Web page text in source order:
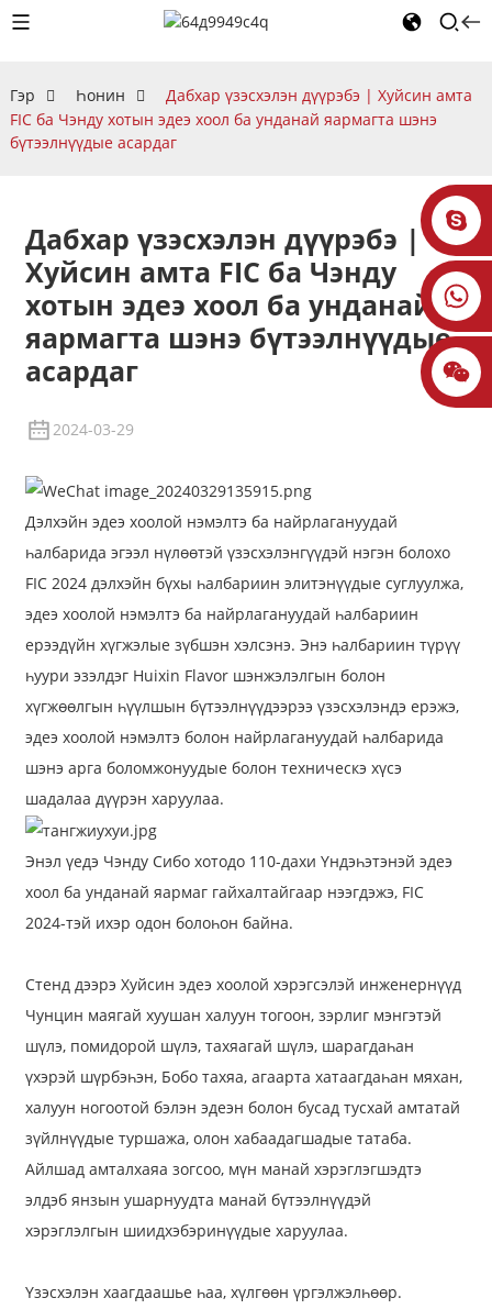
Гэр Һонин
Дабхар үзэсхэлэн дүүрэбэ | Хуйсин амта
FIC ба Чэнду хотын эдеэ хоол ба унданай яармагта шэнэ
бүтээлнүүдые асардаг
Дабхар үзэсхэлэн дүүрэбэ |
Хуйсин амта FIC ба Чэнду
хотын эдеэ хоол ба унданай
яармагта шэнэ бүтээлнүүдые
асардаг
2024-03-29
Дэлхэйн эдеэ хоолой нэмэлтэ ба найрлагануудай
һалбарида эгээл нүлөөтэй үзэсхэлэнгүүдэй нэгэн болохо
FIC 2024 дэлхэйн бүхы һалбариин элитэнүүдые суглуулжа,
эдеэ хоолой нэмэлтэ ба найрлагануудай һалбариин
ерээдүйн хүгжэлые зүбшэн хэлсэнэ. Энэ һалбариин түрүү
һуури эзэлдэг Huixin Flavor шэнжэлэлгын болон
хүгжөөлгын һүүлшын бүтээлнүүдээрээ үзэсхэлэндэ ерэжэ,
эдеэ хоолой нэмэлтэ болон найрлагануудай һалбарида
шэнэ арга боломжонуудые болон техническэ хүсэ
шадалаа дүүрэн харуулаа.
Энэл үедэ Чэнду Сибо хотодо 110-дахи Үндэһэтэнэй эдеэ
хоол ба унданай яармаг гайхалтайгаар нээгдэжэ, FIC
2024-тэй ихэр одон болоһон байна.
Стенд дээрэ Хуйсин эдеэ хоолой хэрэгсэлэй инженернүүд
Чунцин маягай хуушан халуун тогоон, зэрлиг мэнгэтэй
шүлэ, помидорой шүлэ, тахяагай шүлэ, шарагдаһан
үхэрэй шүрбэһэн, Бобо тахяа, агаарта хатаагдаһан мяхан,
халуун ногоотой бэлэн эдеэн болон бусад тусхай амтатай
зүйлнүүдые туршажа, олон хабаадагшадые татаба.
Айлшад амталхаяа зогсоо, мүн манай хэрэглэгшэдтэ
элдэб янзын ушарнуудта манай бүтээлнүүдэй
хэрэглэлгын шиидхэбэринүүдые харуулаа.
Үзэсхэлэн хаагдаашье һаа, хүлгөөн үргэлжэлһөөр.